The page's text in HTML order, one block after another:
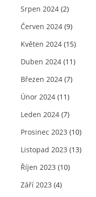
Srpen 2024 (2)
Červen 2024 (9)
Květen 2024 (15)
Duben 2024 (11)
Březen 2024 (7)
Únor 2024 (11)
Leden 2024 (7)
Prosinec 2023 (10)
Listopad 2023 (13)
Říjen 2023 (10)
Září 2023 (4)